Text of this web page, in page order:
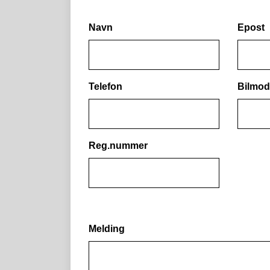
Navn
Telefon
Reg.nummer
Epost
Melding